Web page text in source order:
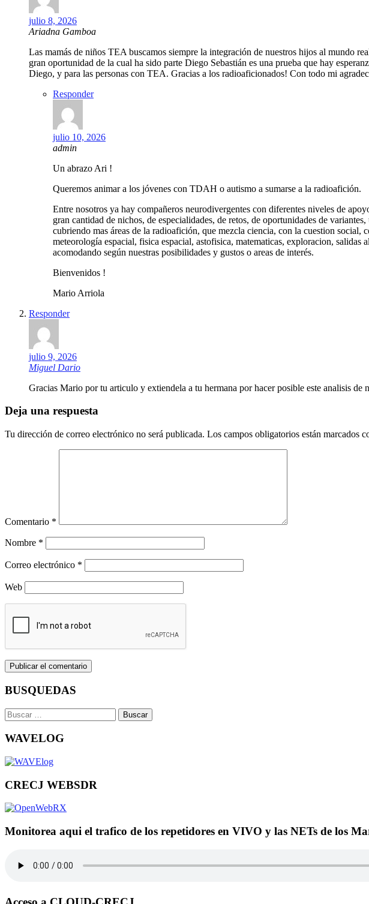
julio 8, 2026
Ariadna Gamboa
Las mamás de niños TEA buscamos siempre la integración de nuestros hijos al mundo
gran oportunidad de la cual ha sido parte Diego Sebastián es una prueba que hay
Diego, y para las personas con TEA. Gracias a los radioaficionados! Con todo mi
Responder
julio 10, 2026
admin
Un abrazo Ari !
Queremos animar a los jóvenes con TDAH o autismo a sumarse a la radioafición.
Entre nosotros ya hay compañeros neurodivergentes con diferentes niveles de
gran cantidad de nichos, de especialidades, de retos, de oportunidades de
cubriendo mas áreas de la radioafición, que mezcla ciencia, con la cuestion
meteorología espacial, fisica espacial, astofisica, matematicas, exploracion,
acomodando según nuestras posibilidades y gustos o areas de interés.
Bienvenidos !
Mario Arriola
Responder
julio 9, 2026
Miguel Dario
Gracias Mario por tu articulo y extiendela a tu hermana por hacer posible este analisis de
Deja una respuesta
Tu dirección de correo electrónico no será publicada. Los campos obligatorios están marcados
Comentario *
Nombre *
Correo electrónico *
Web
BUSQUEDAS
Buscar:
WAVELOG
CRECJ WEBSDR
Monitorea aqui el trafico de los repetidores en VIVO y las NETs de los